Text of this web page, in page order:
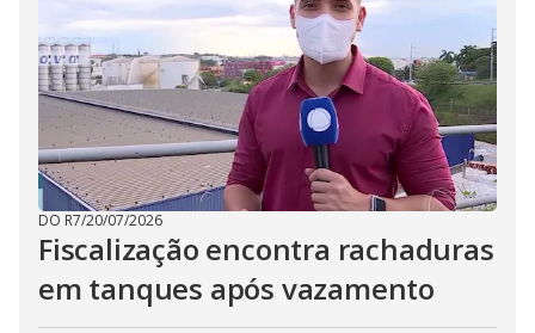
DO R7/20/07/2026
Fiscalização encontra rachaduras
em tanques após vazamento